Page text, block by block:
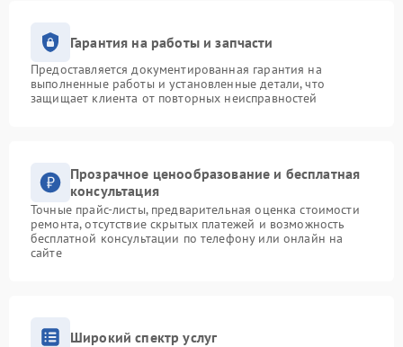
Гарантия на работы и запчасти
Предоставляется документированная гарантия на
выполненные работы и установленные детали, что
защищает клиента от повторных неисправностей
Прозрачное ценообразование и бесплатная
консультация
Точные прайс-листы, предварительная оценка стоимости
ремонта, отсутствие скрытых платежей и возможность
бесплатной консультации по телефону или онлайн на
сайте
Широкий спектр услуг